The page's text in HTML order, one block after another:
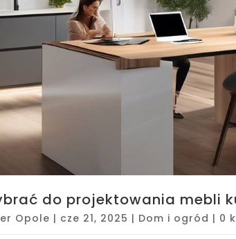
do projektowania mebli
Opole | cze 21, 2025 | Dom i ogród | 0